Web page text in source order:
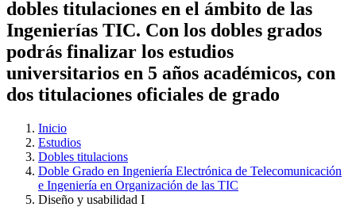
dobles titulaciones en el ámbito de las
Ingenierías TIC. Con los dobles grados
podrás finalizar los estudios
universitarios en 5 años académicos, con
dos titulaciones oficiales de grado
Inicio
Estudios
Dobles titulacions
Doble Grado en Ingeniería Electrónica de Telecomunicación
e Ingeniería en Organización de las TIC
Diseño y usabilidad I